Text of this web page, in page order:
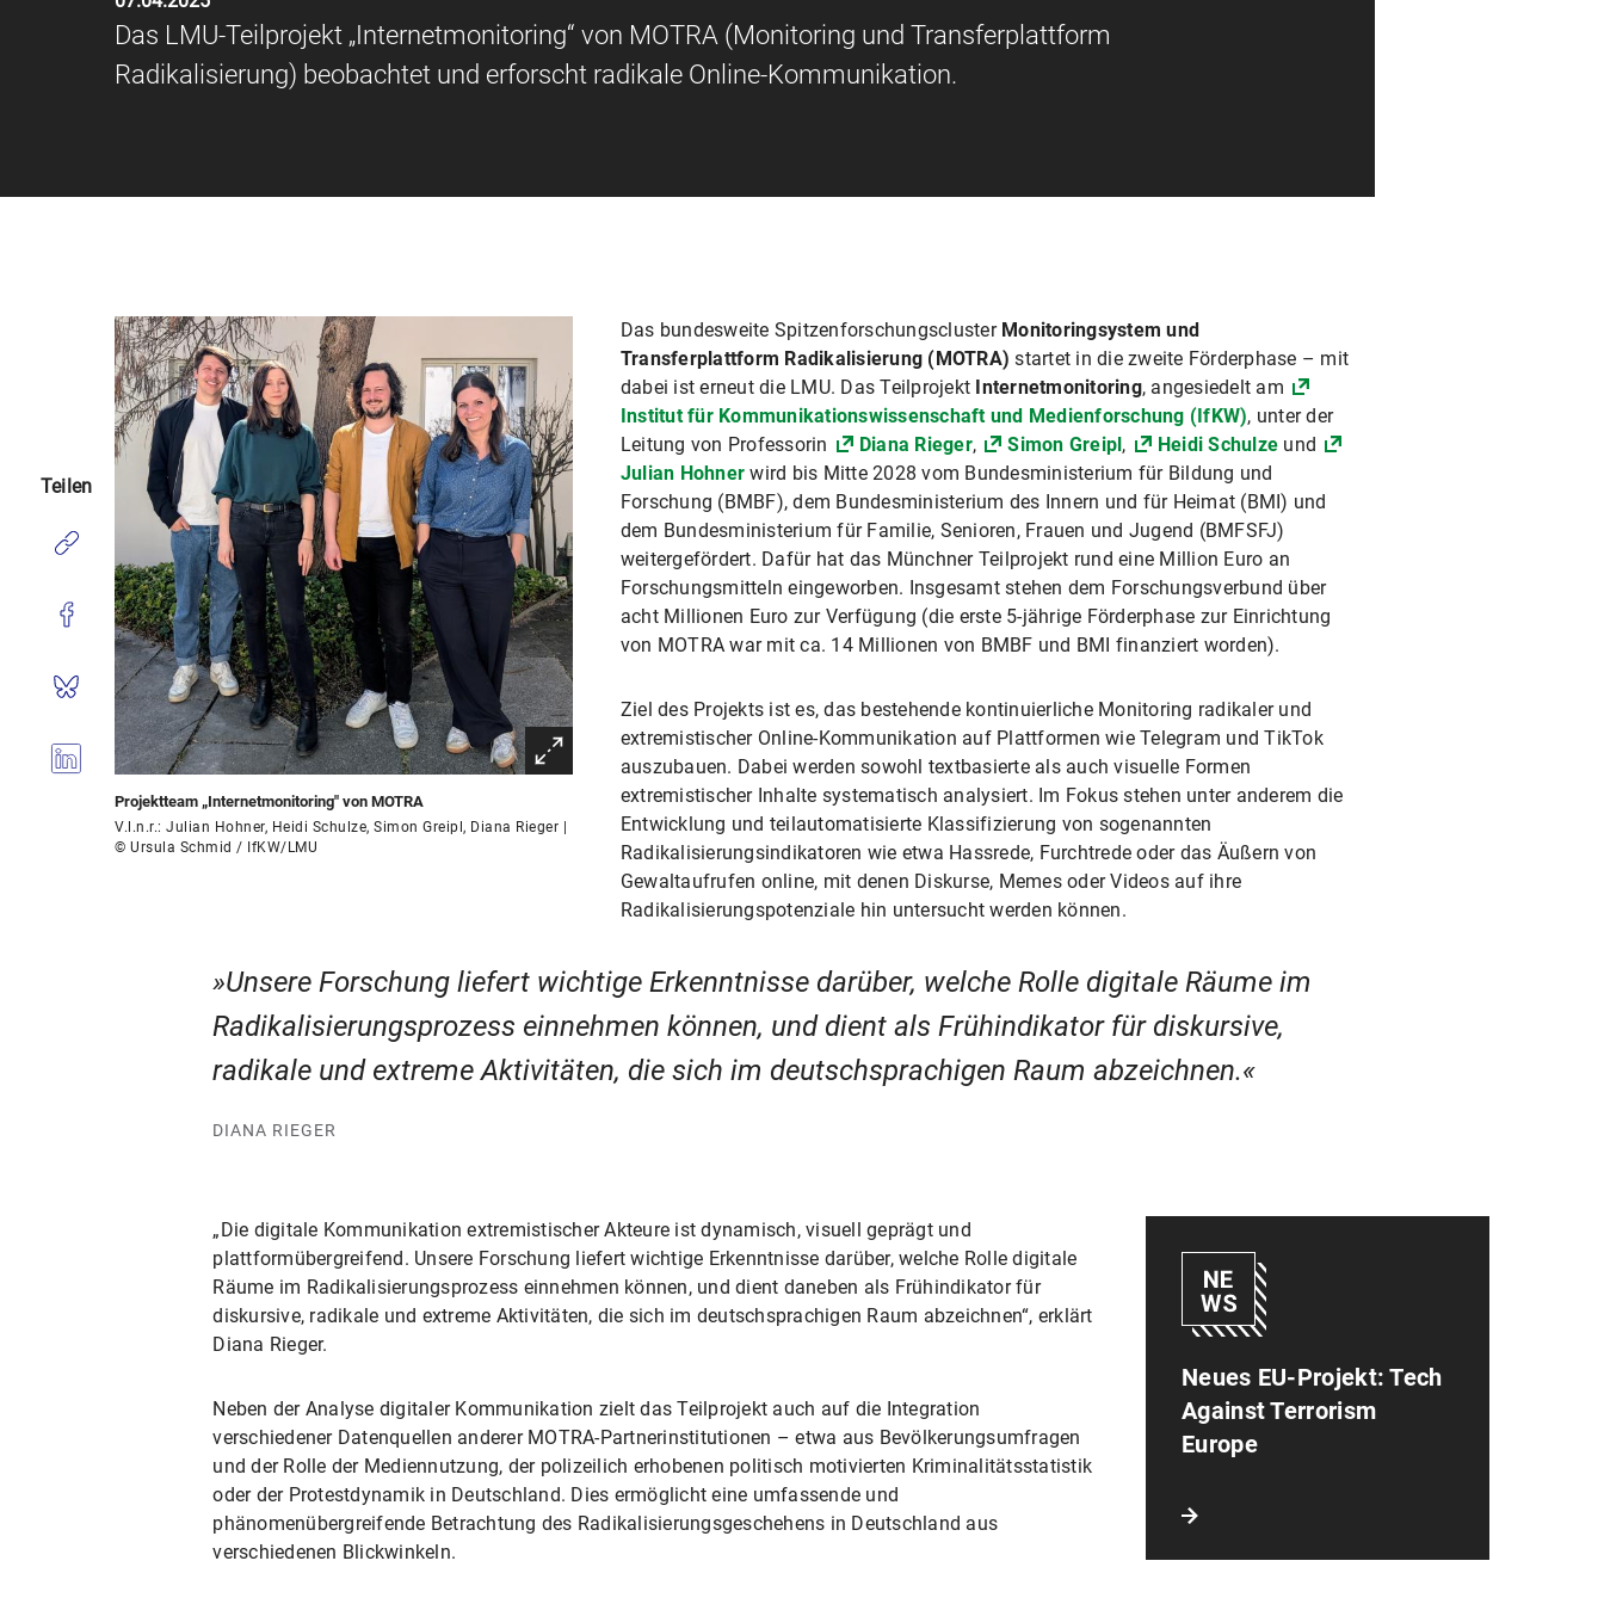
Das LMU-Teilprojekt „Internetmonitoring“ von MOTRA (Monitoring und Transferplattform
Radikalisierung) beobachtet und erforscht radikale Online-Kommunikation.
Projektteam „Internetmonitoring" von MOTRA
V.l.n.r.: Julian Hohner, Heidi Schulze, Simon Greipl, Diana Rieger |
© Ursula Schmid / IfKW/LMU
Das bundesweite Spitzenforschungscluster Monitoringsystem und
Transferplattform Radikalisierung (MOTRA) startet in die zweite Förderphase – mit
dabei ist erneut die LMU. Das Teilprojekt Internetmonitoring, angesiedelt am
Institut für Kommunikationswissenschaft und Medienforschung (IfKW), unter der
Leitung von Professorin
Diana Rieger, Simon Greipl, Heidi Schulze und
Julian Hohner wird bis Mitte 2028 vom Bundesministerium für Bildung und
Forschung (BMBF), dem Bundesministerium des Innern und für Heimat (BMI) und
dem Bundesministerium für Familie, Senioren, Frauen und Jugend (BMFSFJ)
weitergefördert. Dafür hat das Münchner Teilprojekt rund eine Million Euro an
Forschungsmitteln eingeworben. Insgesamt stehen dem Forschungsverbund über
acht Millionen Euro zur Verfügung (die erste 5-jährige Förderphase zur Einrichtung
von MOTRA war mit ca. 14 Millionen von BMBF und BMI finanziert worden).
Ziel des Projekts ist es, das bestehende kontinuierliche Monitoring radikaler und
extremistischer Online-Kommunikation auf Plattformen wie Telegram und TikTok
auszubauen. Dabei werden sowohl textbasierte als auch visuelle Formen
extremistischer Inhalte systematisch analysiert. Im Fokus stehen unter anderem die
Entwicklung und teilautomatisierte Klassifizierung von sogenannten
Radikalisierungsindikatoren wie etwa Hassrede, Furchtrede oder das Äußern von
Gewaltaufrufen online, mit denen Diskurse, Memes oder Videos auf ihre
Radikalisierungspotenziale hin untersucht werden können.
Unsere Forschung liefert wichtige Erkenntnisse darüber, welche Rolle digitale Räume im
Radikalisierungsprozess einnehmen können, und dient als Frühindikator für diskursive,
radikale und extreme Aktivitäten, die sich im deutschsprachigen Raum abzeichnen.
DIANA RIEGER
Neues EU-Projekt: Tech
Against Terrorism
Europe
„Die digitale Kommunikation extremistischer Akteure ist dynamisch, visuell geprägt und
plattformübergreifend. Unsere Forschung liefert wichtige Erkenntnisse darüber, welche Rolle digitale
Räume im Radikalisierungsprozess einnehmen können, und dient daneben als Frühindikator für
diskursive, radikale und extreme Aktivitäten, die sich im deutschsprachigen Raum abzeichnen“, erklärt
Diana Rieger.
Neben der Analyse digitaler Kommunikation zielt das Teilprojekt auch auf die Integration
verschiedener Datenquellen anderer MOTRA-Partnerinstitutionen – etwa aus Bevölkerungsumfragen
und der Rolle der Mediennutzung, der polizeilich erhobenen politisch motivierten Kriminalitätsstatistik
oder der Protestdynamik in Deutschland. Dies ermöglicht eine umfassende und
phänomenübergreifende Betrachtung des Radikalisierungsgeschehens in Deutschland aus
verschiedenen Blickwinkeln.
Teilen